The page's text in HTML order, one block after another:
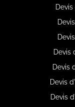
Devis
Devis
Devis
Devis